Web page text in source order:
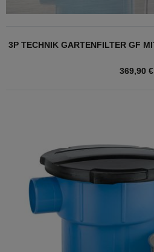
3P TECHNIK GARTENFILTER GF
369,90 €